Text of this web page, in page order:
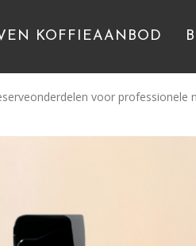
KOFFIEAANBOD
voor professionele